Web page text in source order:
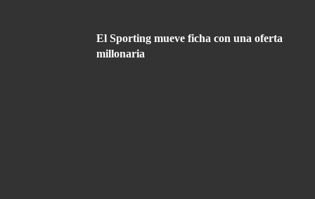
El Sporting mueve ficha con una oferta
millonaria